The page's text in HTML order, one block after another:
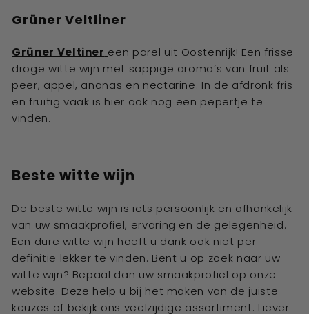
Grüner Veltliner
Grüner Veltiner een parel uit Oostenrijk! Een frisse
droge witte wijn met sappige aroma’s van fruit als
peer, appel, ananas en nectarine. In de afdronk fris
en fruitig vaak is hier ook nog een pepertje te
vinden.
Beste witte wijn
De beste witte wijn is iets persoonlijk en afhankelijk
van uw smaakprofiel, ervaring en de gelegenheid.
Een dure witte wijn hoeft u dank ook niet per
definitie lekker te vinden. Bent u op zoek naar uw
witte wijn? Bepaal dan uw smaakprofiel op onze
website. Deze help u bij het maken van de juiste
keuzes of bekijk ons veelzijdige assortiment. Liever